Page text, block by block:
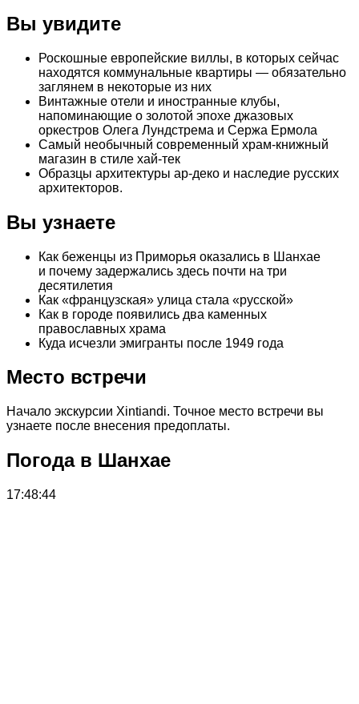
Вы увидите
Роскошные европейские виллы, в которых сейчас
находятся коммунальные квартиры — обязательно
заглянем в некоторые из них
Винтажные отели и иностранные клубы,
напоминающие о золотой эпохе джазовых
оркестров Олега Лундстрема и Сержа Ермола
Самый необычный современный храм-книжный
магазин в стиле хай-тек
Образцы архитектуры ар-деко и наследие русских
архитекторов.
Вы узнаете
Как беженцы из Приморья оказались в Шанхае
и почему задержались здесь почти на три
десятилетия
Как «французская» улица стала «русской»
Как в городе появились два каменных
православных храма
Куда исчезли эмигранты после 1949 года
Место встречи
Начало экскурсии Xintiandi. Точное место встречи вы
узнаете после внесения предоплаты.
Погода в Шанхае
17:48:44